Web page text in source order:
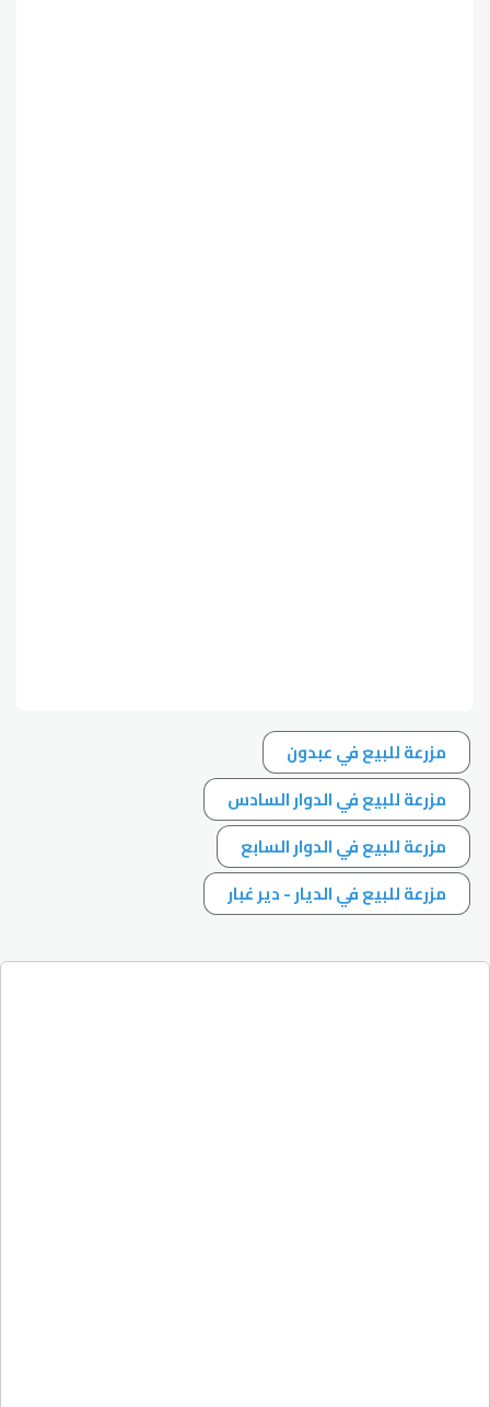
مزرعة للبيع في عبدون
مزرعة للبيع في الدوار السادس
مزرعة للبيع في الدوار السابع
مزرعة للبيع في الديار - دير غبار